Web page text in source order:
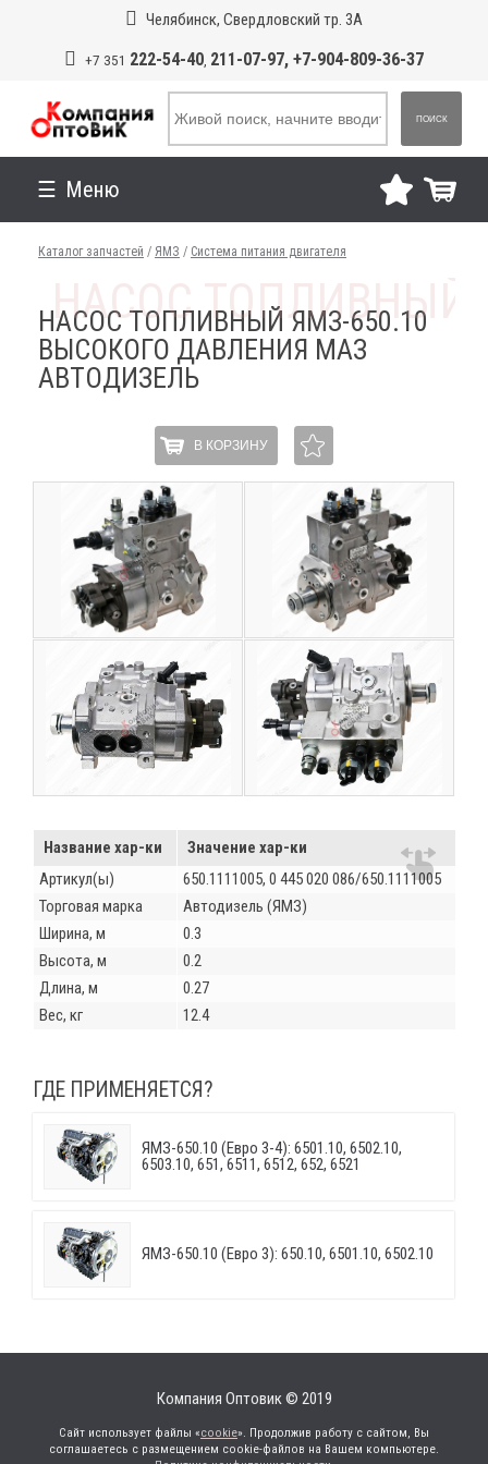
Челябинск, Свердловский тр. 3А
+7 351 222-54-40, 211-07-97, +7-904-809-36-37
ПОИСК
Меню
Каталог запчастей / ЯМЗ / Система питания двигателя
НАСОС ТОПЛИВНЫЙ ЯМЗ-650.10
ВЫСОКОГО ДАВЛЕНИЯ МАЗ
АВТОДИЗЕЛЬ
В КОРЗИНУ
Название хар-ки
Значение хар-ки
Артикул(ы)
650.1111005, 0 445 020 086/650.1111005
Торговая марка
Автодизель (ЯМЗ)
Ширина, м
0.3
Высота, м
0.2
Длина, м
0.27
Вес, кг
12.4
ГДЕ ПРИМЕНЯЕТСЯ?
ЯМЗ-650.10 (Евро 3-4): 6501.10, 6502.10,
6503.10, 651, 6511, 6512, 652, 6521
ЯМЗ-650.10 (Евро 3): 650.10, 6501.10, 6502.10
Компания Оптовик © 2019
Сайт использует файлы «cookie». Продолжив работу с сайтом, Вы
соглашаетесь с размещением cookie-файлов на Вашем компьютере.